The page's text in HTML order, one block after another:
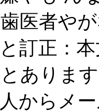
医者や
訂正：
ありま
からメ